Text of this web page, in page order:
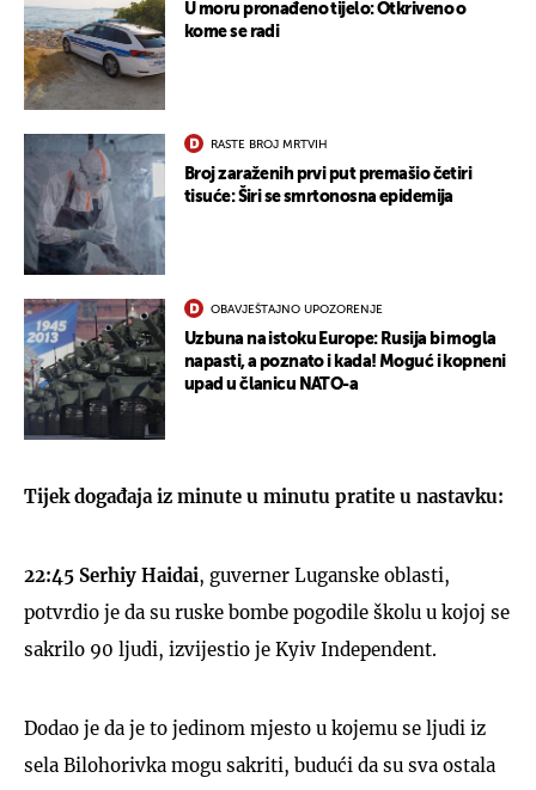
U moru pronađeno tijelo: Otkriveno o
kome se radi
RASTE BROJ MRTVIH
Broj zaraženih prvi put premašio četiri
tisuće: Širi se smrtonosna epidemija
OBAVJEŠTAJNO UPOZORENJE
Uzbuna na istoku Europe: Rusija bi mogla
napasti, a poznato i kada! Moguć i kopneni
upad u članicu NATO-a
Tijek događaja iz minute u minutu pratite u nastavku:
22:45 Serhiy Haidai, guverner Luganske oblasti,
potvrdio je da su ruske bombe pogodile školu u kojoj se
sakrilo 90 ljudi, izvijestio je Kyiv Independent.
Dodao je da je to jedinom mjesto u kojemu se ljudi iz
sela Bilohorivka mogu sakriti, budući da su sva ostala